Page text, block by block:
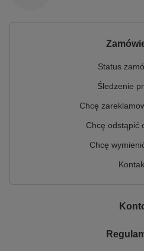
Status
Śledzenie
Chcę
Chcę odstąpić
Chcę